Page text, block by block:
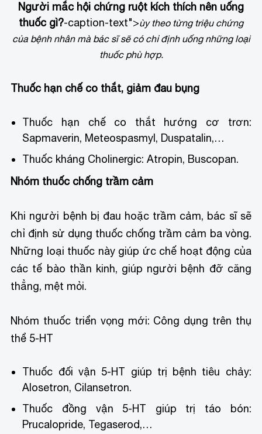
Người mắc hội chứng ruột kích thích nên uống
thuốc gì?-caption-text">ùy theo từng triệu chứng
của bệnh nhân mà bác sĩ sẽ có chỉ định uống những loại
thuốc phù hợp.
Thuốc hạn chế co thắt, giảm đau bụng
Thuốc hạn chế co thắt hướng cơ trơn:
Sapmaverin, Meteospasmyl, Duspatalin,…
Thuốc kháng Cholinergic: Atropin, Buscopan.
Nhóm thuốc chống trầm cảm
Khi người bệnh bị đau hoặc trầm cảm, bác sĩ sẽ
chỉ định sử dụng thuốc chống trầm cảm ba vòng.
Những loại thuốc này giúp ức chế hoạt động của
các tế bào thần kinh, giúp người bệnh đỡ căng
thẳng, mệt mỏi.
Nhóm thuốc triển vọng mới: Công dụng trên thụ
thể 5-HT
Thuốc đối vận 5-HT giúp trị bệnh tiêu chảy:
Alosetron, Cilansetron.
Thuốc đồng vận 5-HT giúp trị táo bón:
Prucalopride, Tegaserod,…